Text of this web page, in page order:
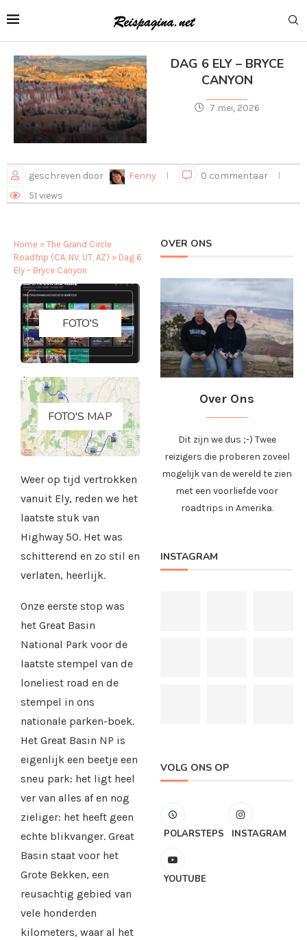
DAG 6 ELY – BRYCE
CANYON
7 mei, 2026
geschreven door Fenny
0 commentaar
51 views
Home » The Grand Circle
Roadtrip (CA, NV, UT, AZ) » Dag 6
Ely – Bryce Canyon
FOTO'S
FOTO'S MAP
Weer op tijd vertrokken
vanuit Ely, reden we het
laatste stuk van
Highway 50. Het was
schitterend en zo stil en
verlaten, heerlijk.
Onze eerste stop was
het Great Basin
National Park voor de
laatste stempel van de
loneliest road en de
stempel in ons
nationale parken-boek.
Het Great Basin NP is
eigenlijk een beetje een
sneu park: het ligt heel
ver van alles af en nog
zieliger: het heeft geen
echte blikvanger. Great
Basin staat voor het
Grote Bekken, een
reusachtig gebied van
vele honderden
kilometers, waar al het
OVER ONS
Over Ons
Dit zijn we dus ;-) Twee
reizigers die proberen zoveel
mogelijk van de wereld te zien
met een voorliefde voor
roadtrips in Amerika.
INSTAGRAM
VOLG ONS OP
POLARSTEPS INSTAGRAM
YOUTUBE